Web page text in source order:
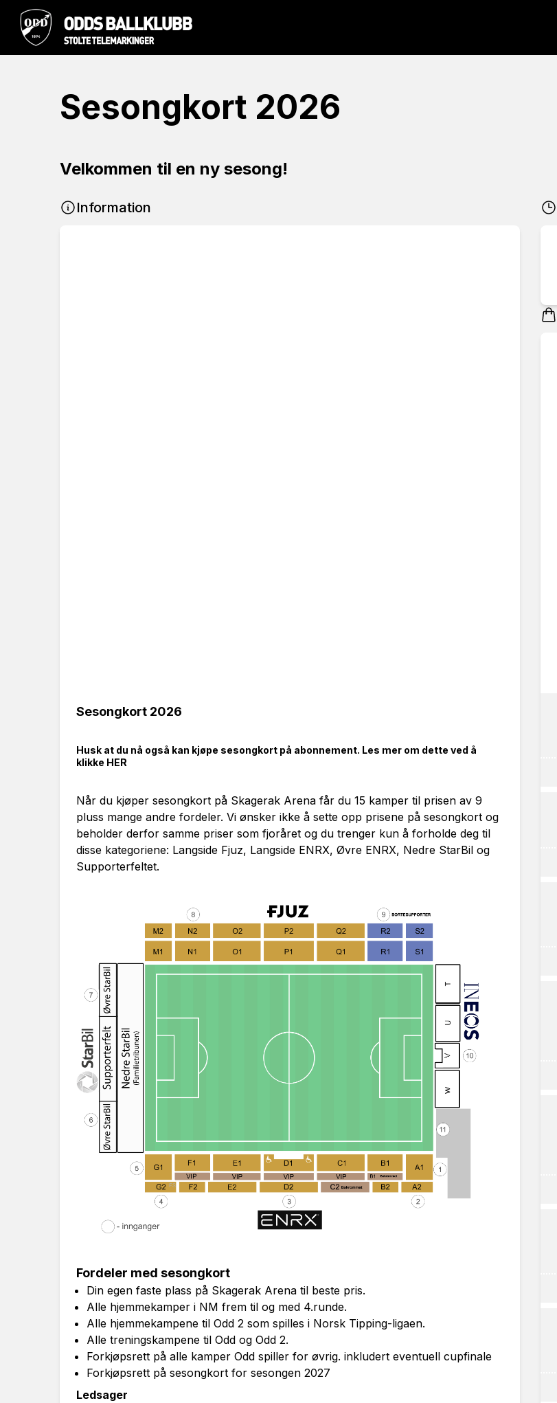
Sesongkort 2026
Velkommen til en ny sesong!
Information
Sesongkort 2026
Husk at du nå også kan kjøpe sesongkort på abonnement. Les mer om dette ved å
klikke HER
Når du kjøper sesongkort på Skagerak Arena får du 15 kamper til prisen av 9
pluss mange andre fordeler. Vi ønsker ikke å sette opp prisene på sesongkort og
beholder derfor samme priser som fjoråret og du trenger kun å forholde deg til
disse kategoriene: Langside Fjuz, Langside ENRX, Øvre ENRX, Nedre StarBil og
Supporterfeltet.
Fordeler med sesongkort
Din egen faste plass på Skagerak Arena til beste pris.
Alle hjemmekamper i NM frem til og med 4.runde.
Alle hjemmekampene til Odd 2 som spilles i Norsk Tipping-ligaen.
Alle treningskampene til Odd og Odd 2.
Forkjøpsrett på alle kamper Odd spiller for øvrig. inkludert eventuell cupfinale
Forkjøpsrett på sesongkort for sesongen 2027
Ledsager